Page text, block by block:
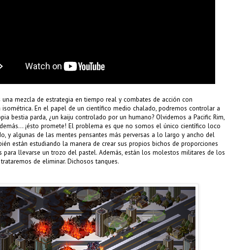
una mezcla de estrategia en tiempo real y combates de acción con
isométrica. En el papel de un científico medio chalado, podremos controlar a
bestia parda, ¿un kaiju controlado por un humano? Olvidemos a Pacific Rim,
¡ésto promete! El problema es que no somos el único científico loco
y algunas de las mentes pensantes más perversas a lo largo y ancho del
están estudiando la manera de crear sus propios bichos de proporciones
para llevarse un trozo del pastel. Además, están los molestos militares de los
de eliminar. Dichosos tanques.